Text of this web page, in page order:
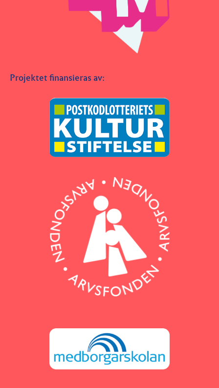
Projektet finansieras av: